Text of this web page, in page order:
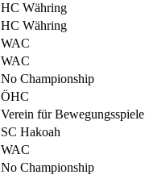
HC Währing
HC Währing
WAC
WAC
No Championship
ÖHC
Verein für Bewegungsspiele
SC Hakoah
WAC
No Championship